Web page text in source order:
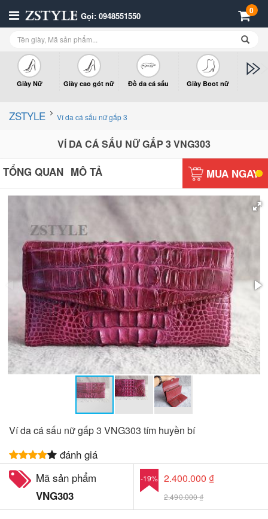
Gọi: 0948551550 0
Giày Nữ Giày cao gót nữ Đồ da cá sấu Giày Boot nữ
ZSTYLE Ví da cá sấu nữ gấp 3
VÍ DA CÁ SẤU NỮ GẤP 3 VNG303
TỔNG QUAN MÔ TẢ
Ví da cá sấu nữ gấp 3 VNG303 tím huyền bí
đánh giá
Mã sản phẩm
VNG303
-19% 2.400.000 ₫
2.490.000 ₫